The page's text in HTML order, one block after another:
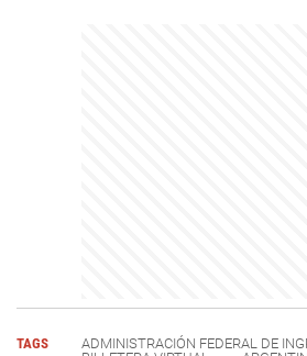
TAGS
ADMINISTRACIÓN FEDERAL DE